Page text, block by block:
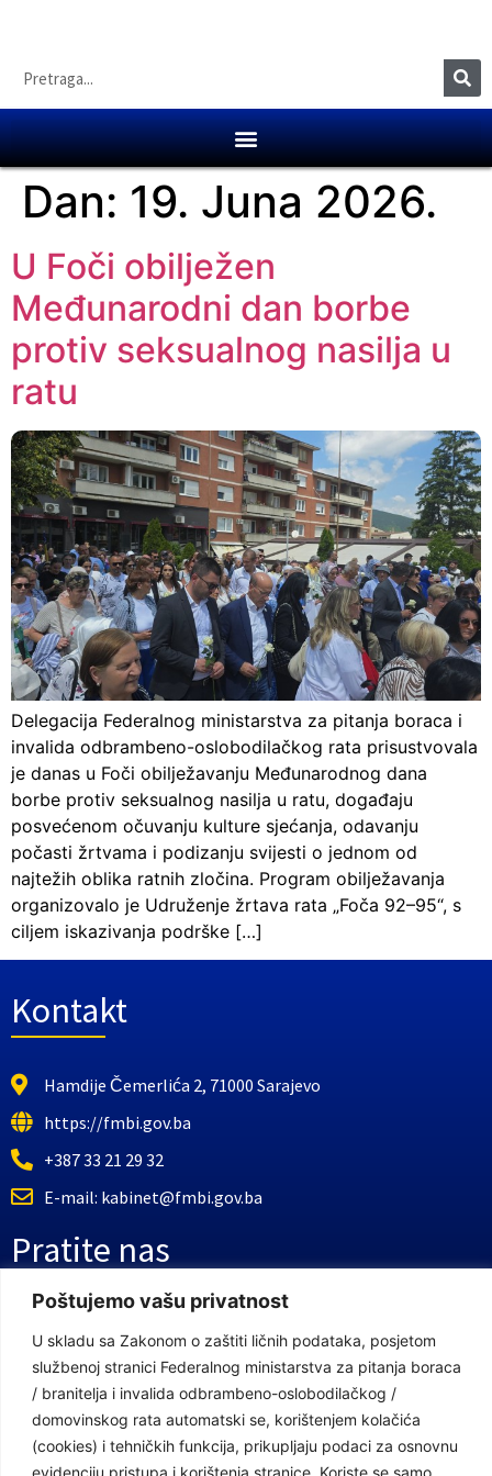
Poštujemo vašu privatnost
U skladu sa Zakonom o zaštiti ličnih podataka, posjetom
službenoj stranici Federalnog ministarstva za pitanja boraca
/ branitelja i invalida odbrambeno-oslobodilačkog /
domovinskog rata automatski se, korištenjem kolačića
(cookies) i tehničkih funkcija, prikupljaju podaci za osnovnu
evidenciju pristupa i korištenja stranice. Koriste se samo
Dan: 19. Juna 2026.
U Foči obilježen
Međunarodni dan borbe
protiv seksualnog nasilja u
ratu
Delegacija Federalnog ministarstva za pitanja boraca i
invalida odbrambeno-oslobodilačkog rata prisustvovala
je danas u Foči obilježavanju Međunarodnog dana
borbe protiv seksualnog nasilja u ratu, događaju
posvećenom očuvanju kulture sjećanja, odavanju
počasti žrtvama i podizanju svijesti o jednom od
najtežih oblika ratnih zločina. Program obilježavanja
organizovalo je Udruženje žrtava rata „Foča 92–95“, s
ciljem iskazivanja podrške […]
Kontakt
Hamdije Čemerlića 2, 71000 Sarajevo
https://fmbi.gov.ba
+387 33 21 29 32
E-mail: kabinet@fmbi.gov.ba
Pratite nas
Youtube Kanal
Linkovi